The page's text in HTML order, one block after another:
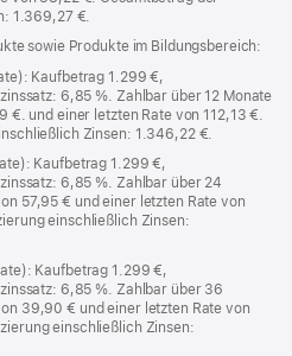
1.369,27 €.
sowie Produkte im Bildungsbereich:
Kaufbetrag 1.299 €,
6,85 %. Zahlbar über 12 Monate
€. und einer letzten Rate von 112,13 €.
Zinsen: 1.346,22 €.
Kaufbetrag 1.299 €,
6,85 %. Zahlbar über 24
57,95 € und einer letzten Rate von
einschließlich Zinsen:
Kaufbetrag 1.299 €,
6,85 %. Zahlbar über 36
39,90 € und einer letzten Rate von
einschließlich Zinsen: